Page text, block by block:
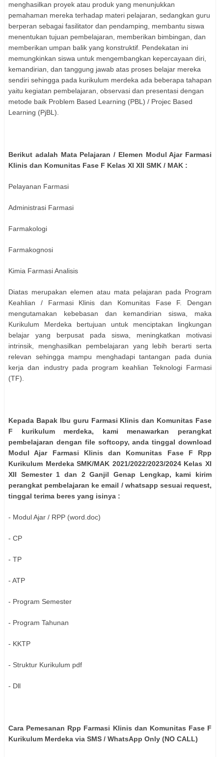
menghasilkan proyek atau produk yang menunjukkan
pemahaman mereka terhadap materi pelajaran, sedangkan guru
berperan sebagai fasilitator dan pendamping, membantu siswa
menentukan tujuan pembelajaran, memberikan bimbingan, dan
memberikan umpan balik yang konstruktif. Pendekatan ini
memungkinkan siswa untuk mengembangkan kepercayaan diri,
kemandirian, dan tanggung jawab atas proses belajar mereka
sendiri sehingga pada kurikulum merdeka ada beberapa tahapan
yaitu kegiatan pembelajaran, observasi dan presentasi dengan
metode baik Problem Based Learning (PBL) / Projec Based
Learning (PjBL).
Berikut adalah Mata Pelajaran / Elemen Modul Ajar Farmasi
Klinis dan Komunitas Fase F Kelas XI XII SMK / MAK :
Pelayanan Farmasi
Administrasi Farmasi
Farmakologi
Farmakognosi
Kimia Farmasi Analisis
Diatas merupakan elemen atau mata pelajaran pada Program
Keahlian / Farmasi Klinis dan Komunitas Fase F. Dengan
mengutamakan kebebasan dan kemandirian siswa, maka
Kurikulum Merdeka bertujuan untuk menciptakan lingkungan
belajar yang berpusat pada siswa, meningkatkan motivasi
intrinsik, menghasilkan pembelajaran yang lebih berarti serta
relevan sehingga mampu menghadapi tantangan pada dunia
kerja dan industry pada program keahlian Teknologi Farmasi
(TF).
Kepada Bapak Ibu guru Farmasi Klinis dan Komunitas Fase
F kurikulum merdeka, kami menawarkan perangkat
pembelajaran dengan file softcopy, anda tinggal download
Modul Ajar Farmasi Klinis dan Komunitas Fase F Rpp
Kurikulum Merdeka SMK/MAK 2021/2022/2023/2024 Kelas XI
XII Semester 1 dan 2 Ganjil Genap Lengkap, kami kirim
perangkat pembelajaran ke email / whatsapp sesuai request,
tinggal terima beres yang isinya :
- Modul Ajar / RPP (word.doc)
- CP
- TP
- ATP
- Program Semester
- Program Tahunan
- KKTP
- Struktur Kurikulum pdf
- Dll
Cara Pemesanan Rpp Farmasi Klinis dan Komunitas Fase F
Kurikulum Merdeka via SMS / WhatsApp Only (NO CALL)